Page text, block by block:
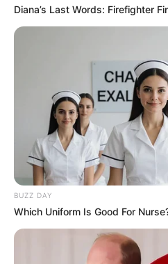
Diana’s Last Words: Firefighter
BUZZ DAY
Which Uniform Is Good For